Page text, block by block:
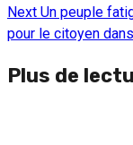
Next Un peuple
pour le citoyen
Plus de